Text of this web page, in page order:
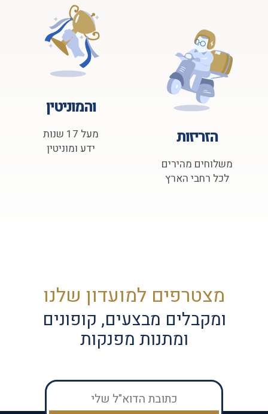
הזריזות
משלוחים מהירים
לכל רחבי הארץ
והמוניטין
מעל 17 שנות
ידע ומוניטין
מצטרפים למועדון שלנו
ומקבלים מבצעים, קופונים
ומתנות מפנקות